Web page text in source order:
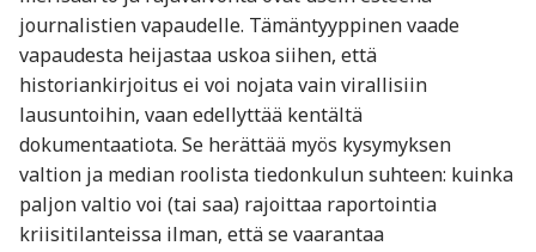
journalistien vapaudelle. Tämäntyyppinen vaade
vapaudesta heijastaa uskoa siihen, että
historiankirjoitus ei voi nojata vain virallisiin
lausuntoihin, vaan edellyttää kentältä
dokumentaatiota. Se herättää myös kysymyksen
valtion ja median roolista tiedonkulun suhteen: kuinka
paljon valtio voi (tai saa) rajoittaa raportointia
kriisitilanteissa ilman, että se vaarantaa